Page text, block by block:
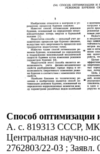
Способ оптимизации
А. с. 819313 СССР,
Центральная научно-
2762803/22-03 ;